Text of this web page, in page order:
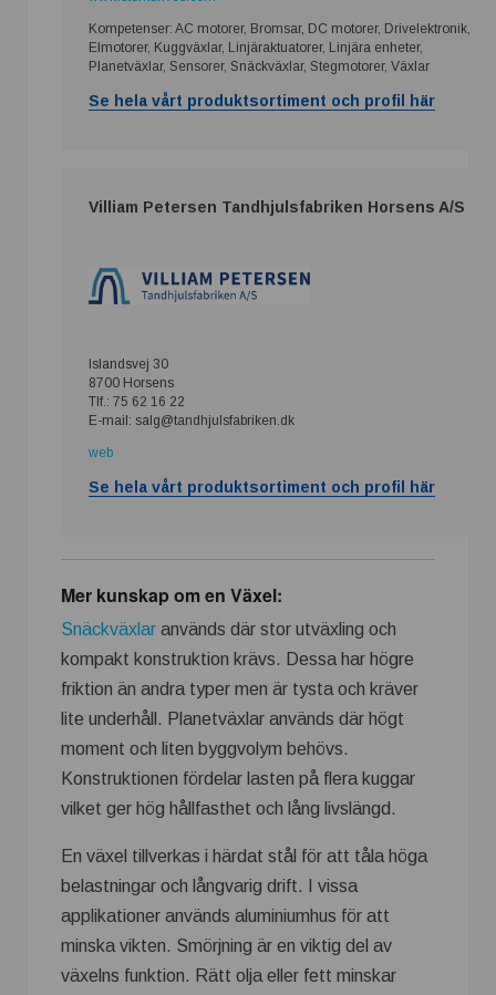
Kompetenser: AC motorer, Bromsar, DC motorer, Drivelektronik,
Elmotorer, Kuggväxlar, Linjäraktuatorer, Linjära enheter,
Planetväxlar, Sensorer, Snäckväxlar, Stegmotorer, Växlar
Se hela vårt produktsortiment och profil här
Villiam Petersen Tandhjulsfabriken Horsens A/S
Islandsvej 30
8700 Horsens
Tlf.: 75 62 16 22
E-mail: salg@tandhjulsfabriken.dk
web
Se hela vårt produktsortiment och profil här
Mer kunskap om en Växel:
Snäckväxlar används där stor utväxling och
kompakt konstruktion krävs. Dessa har högre
friktion än andra typer men är tysta och kräver
lite underhåll. Planetväxlar används där högt
moment och liten byggvolym behövs.
Konstruktionen fördelar lasten på flera kuggar
vilket ger hög hållfasthet och lång livslängd.
En växel tillverkas i härdat stål för att tåla höga
belastningar och långvarig drift. I vissa
applikationer används aluminiumhus för att
minska vikten. Smörjning är en viktig del av
växelns funktion. Rätt olja eller fett minskar